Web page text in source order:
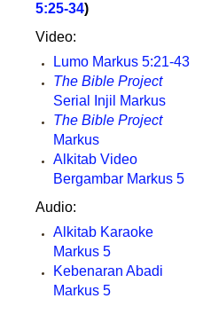
5:25-34)
Video:
Lumo Markus 5:21-43
The Bible Project
Serial Injil Markus
The Bible Project
Markus
Alkitab Video
Bergambar Markus 5
Audio:
Alkitab Karaoke
Markus 5
Kebenaran Abadi
Markus 5